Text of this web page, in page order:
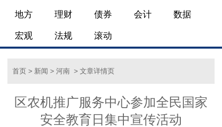
地方 理财 债券 会计 数据
宏观 法规 滚动
首页 > 新闻 > 河南 > 文章详情页
区农机推广服务中心参加全民国家
安全教育日集中宣传活动